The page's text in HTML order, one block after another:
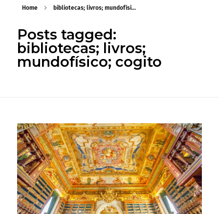
Home bibliotecas; livros; mundofísi...
Posts tagged:
bibliotecas; livros;
mundofísico; cogito